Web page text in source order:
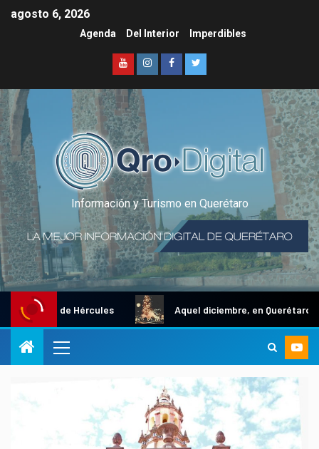
agosto 6, 2026
Agenda Del Interior Imperdibles
Información y Turismo en Querétaro
Gallo de Hércules Aquel diciembre, en Querétaro